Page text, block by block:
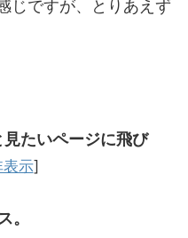
じですが、とりあえず
たいページに飛び
示]
。